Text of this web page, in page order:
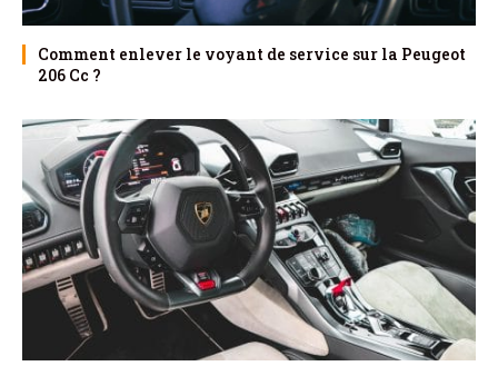
Comment enlever le voyant de service sur la Peugeot
206 Cc ?